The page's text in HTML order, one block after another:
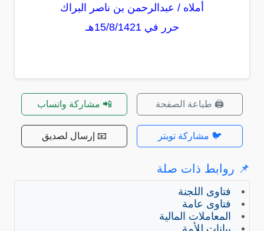
أملاه / عبدالرحمن بن ناصر البراك
حرر في 15/8/1421هـ
🖨️ طباعة الصفحة 📲 مشاركة واتساب
🐦 مشاركة تويتر 📧 إرسال لصديق
📌 روابط ذات صلة
فتاوى اللجنة
فتاوى عامة
المعاملات المالية